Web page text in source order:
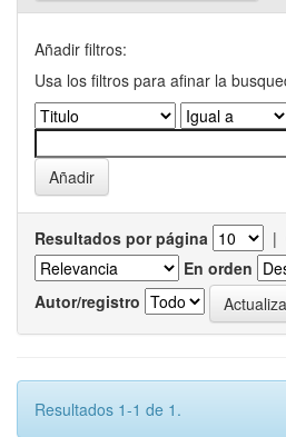
Añadir filtros:
Usa los filtros para afinar la
Resultados por página |
En orden
Autor/registro
Resultados 1-1 de 1.